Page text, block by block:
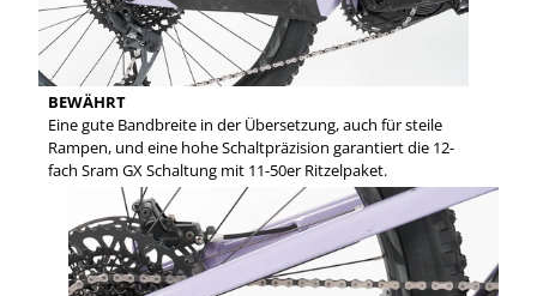
BEWÄHRT
Eine gute Bandbreite in der Übersetzung, auch für steile
Rampen, und eine hohe Schaltpräzision garantiert die 12-
fach Sram GX Schaltung mit 11-50er Ritzelpaket.